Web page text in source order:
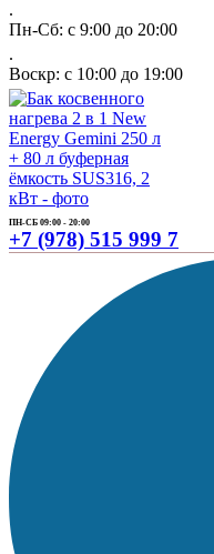
.
Пн-Сб: с 9:00 до 20:00
.
Воскр: с 10:00 до 19:00
ПН-СБ 09:00 - 20:00
+7 (978) 515 999 7